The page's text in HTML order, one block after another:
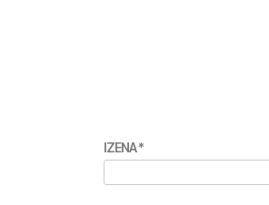
IZENA*